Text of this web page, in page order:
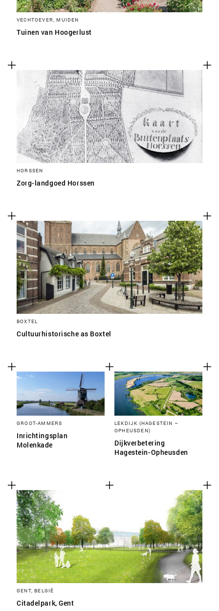
VECHTOEVER, MUIDEN
Tuinen van Hoogerlust
HORSSEN
Zorg-landgoed Horssen
BOXTEL
Cultuurhistorische as Boxtel
GROOT-AMMERS
Inrichtingsplan
Molenkade
LEKDIJK (HAGESTEIN –
OPHEUSDEN)
Dijkverbetering
Hagestein-Opheusden
GENT, BELGIË
Citadelpark, Gent